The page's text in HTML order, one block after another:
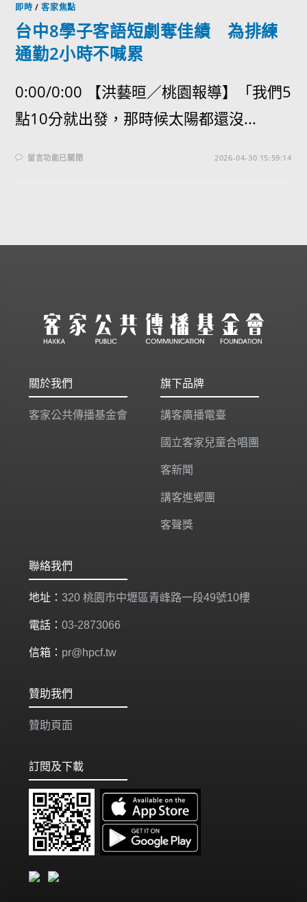
即時 /客家焦點
台中8學子客語短劇奪佳績 為排練
通勤2小時不喊累
0:00/0:00 【洪藝晅／桃園報導】「我們5
點10分就出發，那時候太陽都還沒...
留言功能已關閉 2026-04-30 15:59:14
關於我們
客家公共傳播基金會
旗下品牌
講客廣播電臺
國立客家兒童合唱團
客新聞
講客進鄉團
客聲獎
聯絡我們
地址： 320 桃園市中壢區青峰路一段49號10樓
電話： 03-2873066
信箱： pr@hpcf.tw
贊助我們
贊助頁面
訂閱及下載